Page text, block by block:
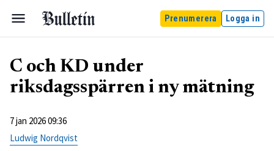
Prenumerera Logga in
C och KD under
riksdagsspärren i ny mätning
7 jan 2026 09:36
Ludwig Nordqvist